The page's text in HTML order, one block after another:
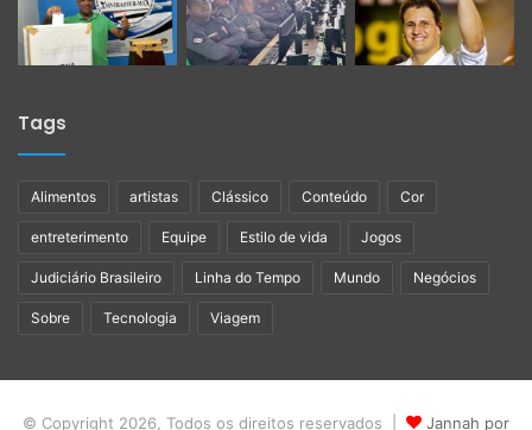
Tags
Alimentos artistas Clássico Conteúdo Cor
entreterimento Equipe Estilo de vida Jogos
Judiciário Brasileiro Linha do Tempo Mundo Negócios
Sobre Tecnologia Viagem
© Copyright 2026, Todos os direitos reservados | Jannah por